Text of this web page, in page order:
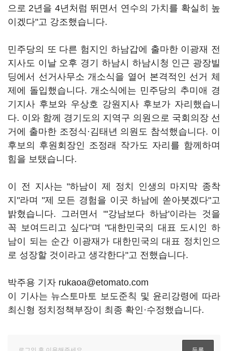
으로 2년을 4년처럼 뛰면서 연수의 가치를 확실히 높
이겠다"고 강조했습니다.
민주당의 또 다른 험지인 하남갑에 출마한 이광재 전
지사도 이날 오후 경기 하남시 하남시청 인근 광장빌
딩에서 선거사무소 개소식을 열어 본격적인 선거 체
제에 돌입했습니다. 개소식에는 민주당의 추미애 경
기지사 후보와 우상호 강원지사 후보가 자리했습니
다. 이와 함께 경기도의 지역구 의원으로 국회의장 선
거에 출마한 조정식·김태년 의원도 참석했습니다. 이
후보의 후원회장인 조정래 작가도 자리를 함께하며
힘을 보탰습니다.
이 전 지사는 "하남이 제 정치 인생의 마지막 종착
지"라며 "제 모든 경험을 이곳 하남에 쏟아붓겠다"고
밝혔습니다. 그러면서 "'강남보다 하남'이라는 것을
꼭 보여드리고 싶다"며 "대한민국의 대표 도시인 하
남이 되는 순간 이광재가 대한민국의 대표 정치인으
로 성장할 것이라고 생각한다"고 전했습니다.
박주용 기자 rukaoa@etomato.com
이 기사는 뉴스토마토 보도준칙 및 윤리강령에 따라
최신형 정치정책부장이 최종 확인·수정했습니다.